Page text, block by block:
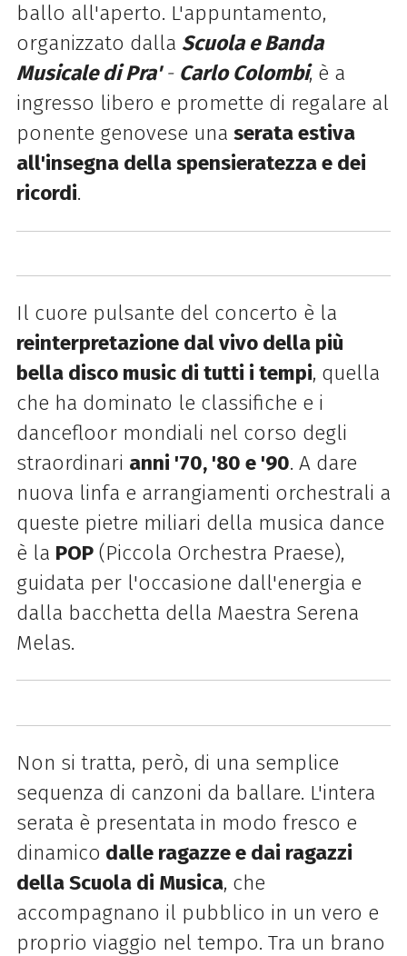
ballo all'aperto. L'appuntamento,
organizzato dalla Scuola e Banda
Musicale di Pra'- Carlo Colombi, è a
ingresso libero e promette di regalare al
ponente genovese una serata estiva
all'insegna della spensieratezza e dei
ricordi.
Il cuore pulsante del concerto è la
reinterpretazione dal vivo della più
bella disco music di tutti i tempi, quella
che ha dominato le classifiche e i
dancefloor mondiali nel corso degli
straordinari anni '70, '80 e '90. A dare
nuova linfa e arrangiamenti orchestrali a
queste pietre miliari della musica dance
è la POP(Piccola Orchestra Praese),
guidata per l'occasione dall'energia e
dalla bacchetta della Maestra Serena
Melas.
Non si tratta, però, di una semplice
sequenza di canzoni da ballare. L'intera
serata è presentata in modo fresco e
dinamico dalle ragazze e dai ragazzi
della Scuola di Musica, che
accompagnano il pubblico in un vero e
proprio viaggio nel tempo. Tra un brano